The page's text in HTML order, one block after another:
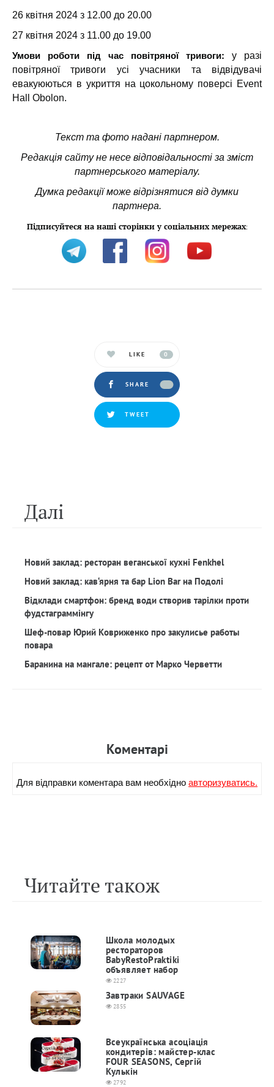
26 квітня 2024 з 12.00 до 20.00
27 квітня 2024 з 11.00 до 19.00
Умови роботи під час повітряної тривоги: у разі
повітряної тривоги усі учасники та відвідувачі
евакуюються в укриття на цокольному поверсі Event
Hall Obolon.
Текст та фото надані партнером.
Редакція сайту не несе відповідальності за зміст
партнерського матеріалу.
Думка редакції може відрізнятися від думки
партнера.
Підписуйтеся на наші сторінки у соціальних мережах:
LIKE 0
SHARE
TWEET
Далi
Новий заклад: ресторан веганської кухні Fenkhel
Новий заклад: кав‘ярня та бар Lion Bar на Подолі
Відклади смартфон: бренд води створив тарілки проти
фудстаграммінгу
Шеф-повар Юрий Ковриженко про закулисье работы
повара
Баранина на мангале: рецепт от Марко Черветти
Коментарi
Для вiдправки коментара вам необхiдноавторизуватись.
Читайте також
Школа молодых
рестораторов
BabyRestoPraktiki
объявляет набор
2227
Завтраки SAUVAGE
2855
Всеукраїнська асоціація
кондитерів: майстер-клас
FOUR SEASONS, Сергій
Кулькін
2792